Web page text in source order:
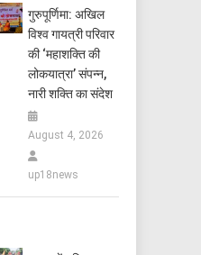
गुरुपूर्णिमा: अखिल
विश्व गायत्री परिवार
की ‘महाशक्ति की
लोकयात्रा’ संपन्न,
नारी शक्ति का संदेश
August 4, 2026
up18news